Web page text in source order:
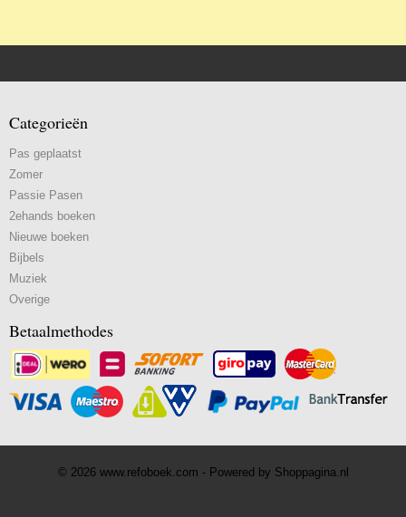
Categorieën
Pas geplaatst
Zomer
Passie Pasen
2ehands boeken
Nieuwe boeken
Bijbels
Muziek
Overige
Betaalmethodes
© 2026 www.refoboek.com - Powered by Shoppagina.nl